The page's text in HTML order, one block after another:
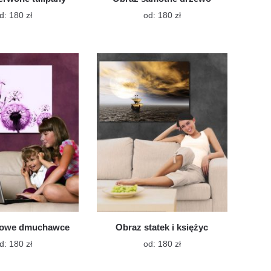
180 złTen
wiele
wariantów.
wybrać
na
stronie
produktu
od: 180 złTen
wiele
Opcje
można
wybrać
na
stronie
produktu
dmuchawce
180 złTen
Obraz statek i księżyc
od: 180 złTen